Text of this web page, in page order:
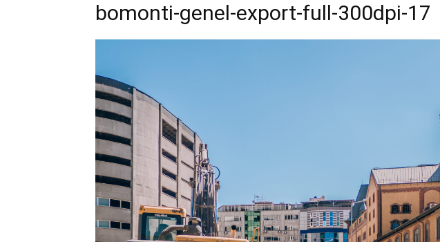
bomonti-genel-export-full-300dpi-17